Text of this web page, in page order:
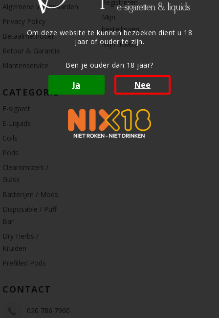
Om deze website te kunnen bezoeken dient u 18
jaar of ouder te zijn.
Ben je ouder dan 18 jaar?
Ja Nee
Algemene voorwaarden
Privacy Policy
Betaalmethoden
Retour & Garantie
Klantenservice
Registreren
Mijn
bestellingen
Mijn tickets
CATEGORIE
E-sigaret
E-Liquids
Coils
Pods
Clearomizers /
Glass
Batterijen / Mods
Disposable / Puff
Bar
Dry Herbs /
Kruiden
Prefilled Pods
CONTACT
020 786 7960